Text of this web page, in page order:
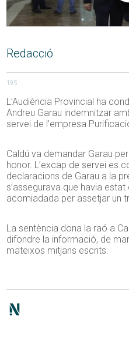
Redacció
195
L’Audiència Provincial ha
Andreu Garau indemnitzar
servei de l’empresa
Caldú va demandar Garau
honor. L’excap de servei es
declaracions de Garau a la
s’assegurava que havia
acomiadada per assetjar un
La sentència dona la raó a
difondre la informació, de
mateixos mitjans escrits.